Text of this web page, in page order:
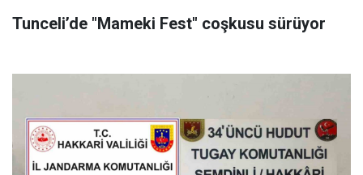
Tunceli’de "Mameki Fest" coşkusu sürüyor